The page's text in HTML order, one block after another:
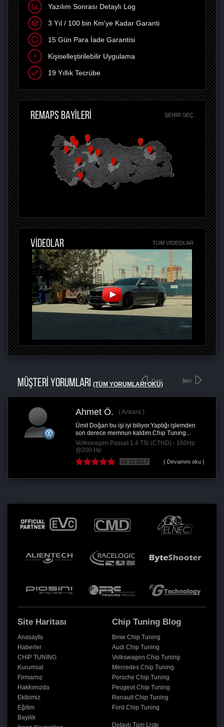
Yazılım Sonrası Detaylı Log
3 Yıl / 100 bin Km'ye Kadar Garanti
15 Gün Para İade Garantisi
Kişiselleştirilebilir Uygulama
19 Yıllık Tecrübe
REMAPS BAYİLERİ ŞEHIR SEÇ
VİDEOLAR TÜM VIDEOLAR
MÜŞTERİ YORUMLARI (TÜM YORUMLARI OKU)
Geri
Ahmet Ö.
Ankara
Ümit Doğan bu işi iyi biliyor.Yaptığı işlemden
son derece memnun kaldım.Chıp Tunıng...
Volkswagen Passat 1.4 TSi (CTHD) - 160Hp
@200 Hp
03.12.2017 ( Devamını oku )
İleri
Site Haritası
Anasayfa
Haberler
CHIP TUNING
Kurumsal
Firmamız
Hakkımızda
Ekibimiz
Eğitim
Bayilik
Chip Tuning Blog
Bmw Chip Tuning
Audi Chip Tuning
Volkswagen Chip Tuning
Mercedes Chip Tuning
Porsche Chip Tuning
Peugeot Chip Tuning
Renault Chip Tuning
Ford Chip Tuning
Detaylı Tüm Liste